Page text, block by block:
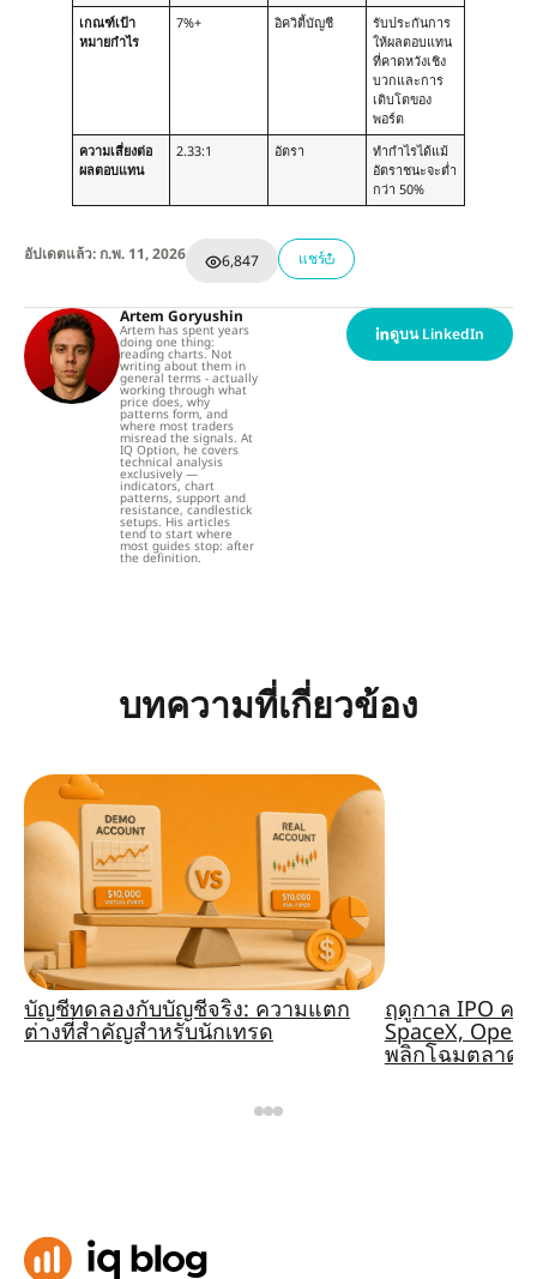
เกณฑ์เป้า
หมายกำไร
7%+ อิควิตี้บัญชี
รับประกันการ
ให้ผลตอบแทน
ที่คาดหวังเชิง
บวกและการ
เติบโตของ
พอร์ต
ความเสี่ยงต่อ
ผลตอบแทน
2.33:1 อัตรา
ทำกำไรได้แม้
อัตราชนะจะต่ำ
กว่า 50%
อัปเดตแล้ว: ก.พ. 11, 2026 6,847 แชร์
Artem Goryushin
Artem has spent years
doing one thing:
reading charts. Not
writing about them in
general terms - actually
working through what
price does, why
patterns form, and
where most traders
misread the signals. At
IQ Option, he covers
technical analysis
exclusively —
indicators, chart
patterns, support and
resistance, candlestick
setups. His articles
tend to start where
most guides stop: after
the definition.
ดูบน LinkedIn
บทความที่เกี่ยวข้อง
บัญชีทดลองกับบัญชีจริง: ความแตก
ต่างที่สำคัญสำหรับนักเทรด
ฤดูกาล IPO ครั้
SpaceX,
พลิกโฉมตลาด